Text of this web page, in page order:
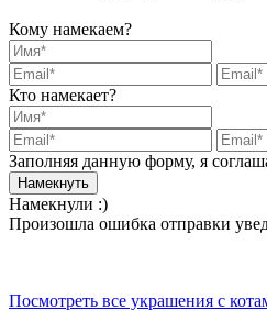
Кому намекаем?
Кто намекает?
Заполняя данную форму, я
Намекнули :)
Произошла ошибка отправки
Посмотреть все украшения с